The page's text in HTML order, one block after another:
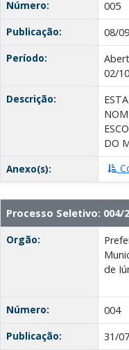
Número:
005
Publicação:
08/
Período:
02/
Descrição:
DO
Anexo(s):
Processo Seletivo: 004/
Orgão:
de
Número:
004
Publicação:
31/